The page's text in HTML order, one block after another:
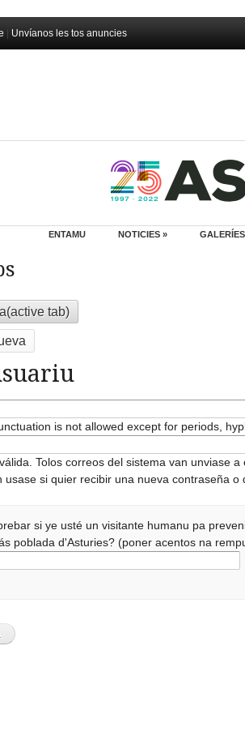
Unvíanos les tos anuncies
ENTAMU NOTICIES » GALERÍES
(active tab)
is not allowed except for periods,
Tolos correos del sistema van unviase
usase si quier recibir una nueva contraseña o
si ye usté un visitante humanu pa
poblada d'Asturies? (poner acentos na